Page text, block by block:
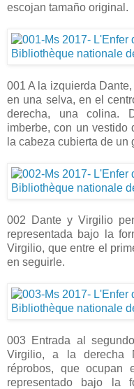
escojan tamaño original.
001 A la izquierda
en una selva, en el
derecha, una colina.
imberbe, con un vestido
la cabeza cubierta de un
002 Dante y Virgilio
representada bajo la
Virgilio, que entre el
en seguirle.
003 Entrada al
Virgilio, a la derecha
réprobos, que ocupan
representado bajo la